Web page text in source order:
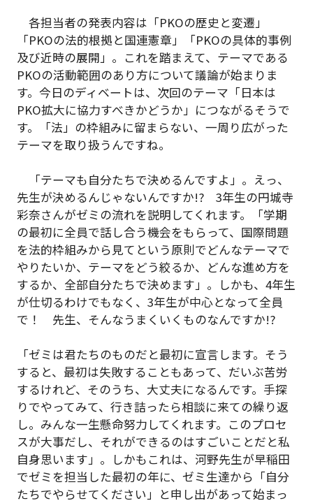
各担当者の発表内容は「PKOの歴史と変遷」
「PKOの法的根拠と国連憲章」「PKOの具体的事例
及び近時の展開」。これを踏まえて、テーマである
PKOの活動範囲のあり方について議論が始まりま
す。今日のディベートは、次回のテーマ「日本は
PKO拡大に協力すべきかどうか」につながるそうで
す。「法」の枠組みに留まらない、一周り広がった
テーマを取り扱うんですね。
「テーマも自分たちで決めるんですよ」。えっ、
先生が決めるんじゃないんですか!? 3年生の円城寺
彩奈さんがゼミの流れを説明してくれます。「学期
の最初に全員で話し合う機会をもらって、国際問題
を法的枠組みから見てという原則でどんなテーマで
やりたいか、テーマをどう絞るか、どんな進め方を
するか、全部自分たちで決めます」。しかも、4年生
が仕切るわけでもなく、3年生が中心となって全員
で！ 先生、そんなうまくいくものなんですか!?
「ゼミは君たちのものだと最初に宣言します。そう
すると、最初は失敗することもあって、だいぶ苦労
するけれど、そのうち、大丈夫になるんです。手探
りでやってみて、行き詰ったら相談に来ての繰り返
し。みんな一生懸命努力してくれます。このプロセ
スが大事だし、それができるのはすごいことだと私
自身思います」。しかもこれは、河野先生が早稲田
でゼミを担当した最初の年に、ゼミ生達から「自分
たちでやらせてください」と申し出があって始まっ